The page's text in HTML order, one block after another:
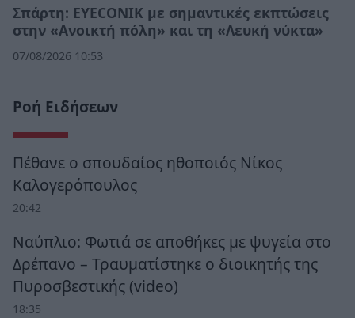
Σπάρτη: EYECONIK με σημαντικές εκπτώσεις
στην «Ανοικτή πόλη» και τη «Λευκή νύκτα»
07/08/2026 10:53
Ροή Ειδήσεων
Πέθανε ο σπουδαίος ηθοποιός Νίκος
Καλογερόπουλος
20:42
Ναύπλιο: Φωτιά σε αποθήκες με ψυγεία στο
Δρέπανο – Τραυματίστηκε ο διοικητής της
Πυροσβεστικής (video)
18:35